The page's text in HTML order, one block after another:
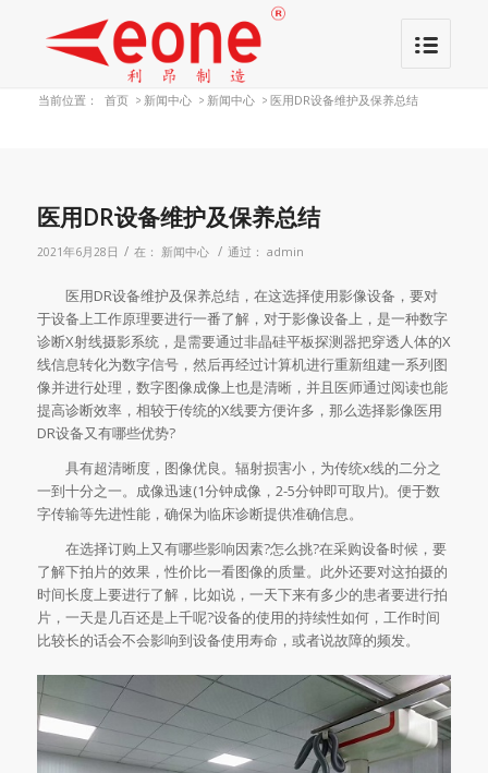
当前位置： 首页 > 新闻中心 > 新闻中心 > 医用DR设备维护及保养总结
医用DR设备维护及保养总结
2021年6月28日 / 在： 新闻中心 / 通过： admin
医用DR设备维护及保养总结，在这选择使用影像设备，要对
于设备上工作原理要进行一番了解，对于影像设备上，是一种数字
诊断X射线摄影系统，是需要通过非晶硅平板探测器把穿透人体的X
线信息转化为数字信号，然后再经过计算机进行重新组建一系列图
像并进行处理，数字图像成像上也是清晰，并且医师通过阅读也能
提高诊断效率，相较于传统的X线要方便许多，那么选择影像医用
DR设备又有哪些优势?
具有超清晰度，图像优良。辐射损害小，为传统x线的二分之
一到十分之一。成像迅速(1分钟成像，2-5分钟即可取片)。便于数
字传输等先进性能，确保为临床诊断提供准确信息。
在选择订购上又有哪些影响因素?怎么挑?在采购设备时候，要
了解下拍片的效果，性价比一看图像的质量。此外还要对这拍摄的
时间长度上要进行了解，比如说，一天下来有多少的患者要进行拍
片，一天是几百还是上千呢?设备的使用的持续性如何，工作时间
比较长的话会不会影响到设备使用寿命，或者说故障的频发。